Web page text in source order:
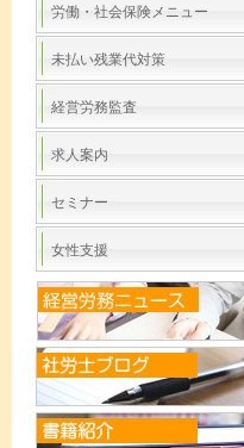
労働・社会保険メニュー
未払い残業代対策
経営労務監査
求人案内
セミナー
女性支援